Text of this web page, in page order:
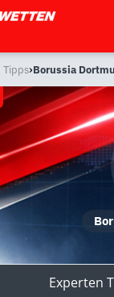
Tipps›Borussia
Experten